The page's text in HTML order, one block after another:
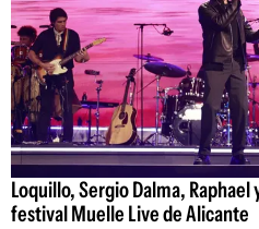
Loquillo, Sergio Dalma,
festival Muelle Live de Alicante